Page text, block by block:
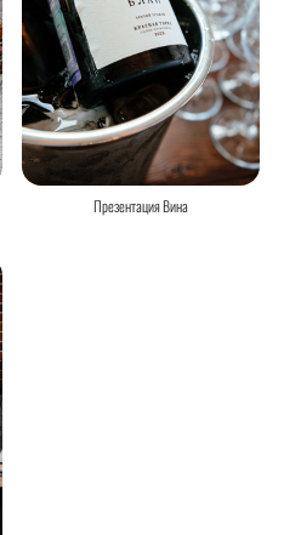
Презентация Вина